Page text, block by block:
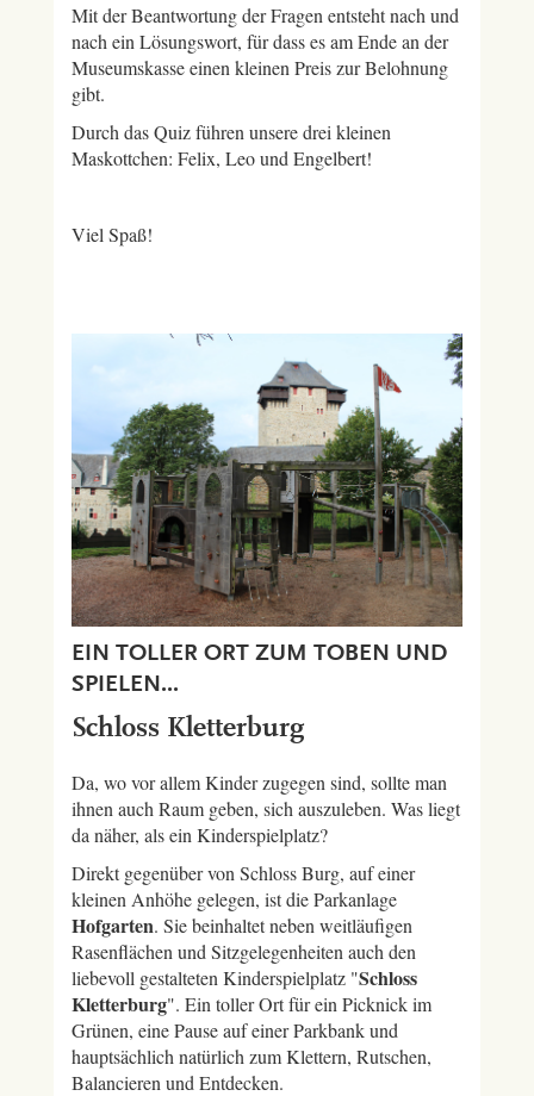
Mit der Beantwortung der Fragen entsteht nach und
nach ein Lösungswort, für dass es am Ende an der
Museumskasse einen kleinen Preis zur Belohnung
gibt.
Durch das Quiz führen unsere drei kleinen
Maskottchen: Felix, Leo und Engelbert!
Viel Spaß!
EIN TOLLER ORT ZUM TOBEN UND
SPIELEN...
Schloss Kletterburg
Da, wo vor allem Kinder zugegen sind, sollte man
ihnen auch Raum geben, sich auszuleben. Was liegt
da näher, als ein Kinderspielplatz?
Direkt gegenüber von Schloss Burg, auf einer
kleinen Anhöhe gelegen, ist die Parkanlage
Hofgarten. Sie beinhaltet neben weitläufigen
Rasenflächen und Sitzgelegenheiten auch den
liebevoll gestalteten Kinderspielplatz "Schloss
Kletterburg". Ein toller Ort für ein Picknick im
Grünen, eine Pause auf einer Parkbank und
hauptsächlich natürlich zum Klettern, Rutschen,
Balancieren und Entdecken.